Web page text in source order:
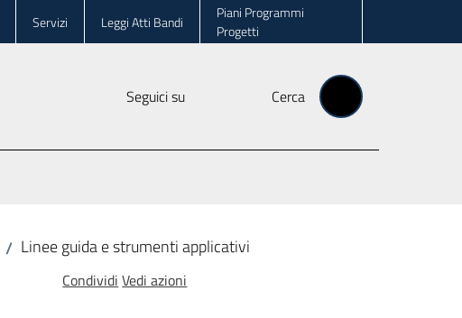
Servizi Leggi Atti Bandi
Piani Programmi
Progetti
Seguici su Cerca
/ Linee guida e strumenti applicativi
Condividi Vedi azioni